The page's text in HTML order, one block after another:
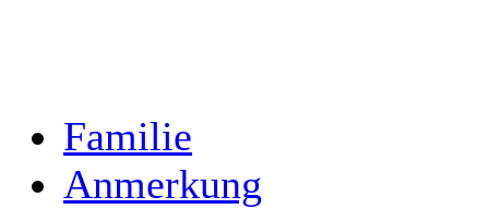
Familie
Anmerkung